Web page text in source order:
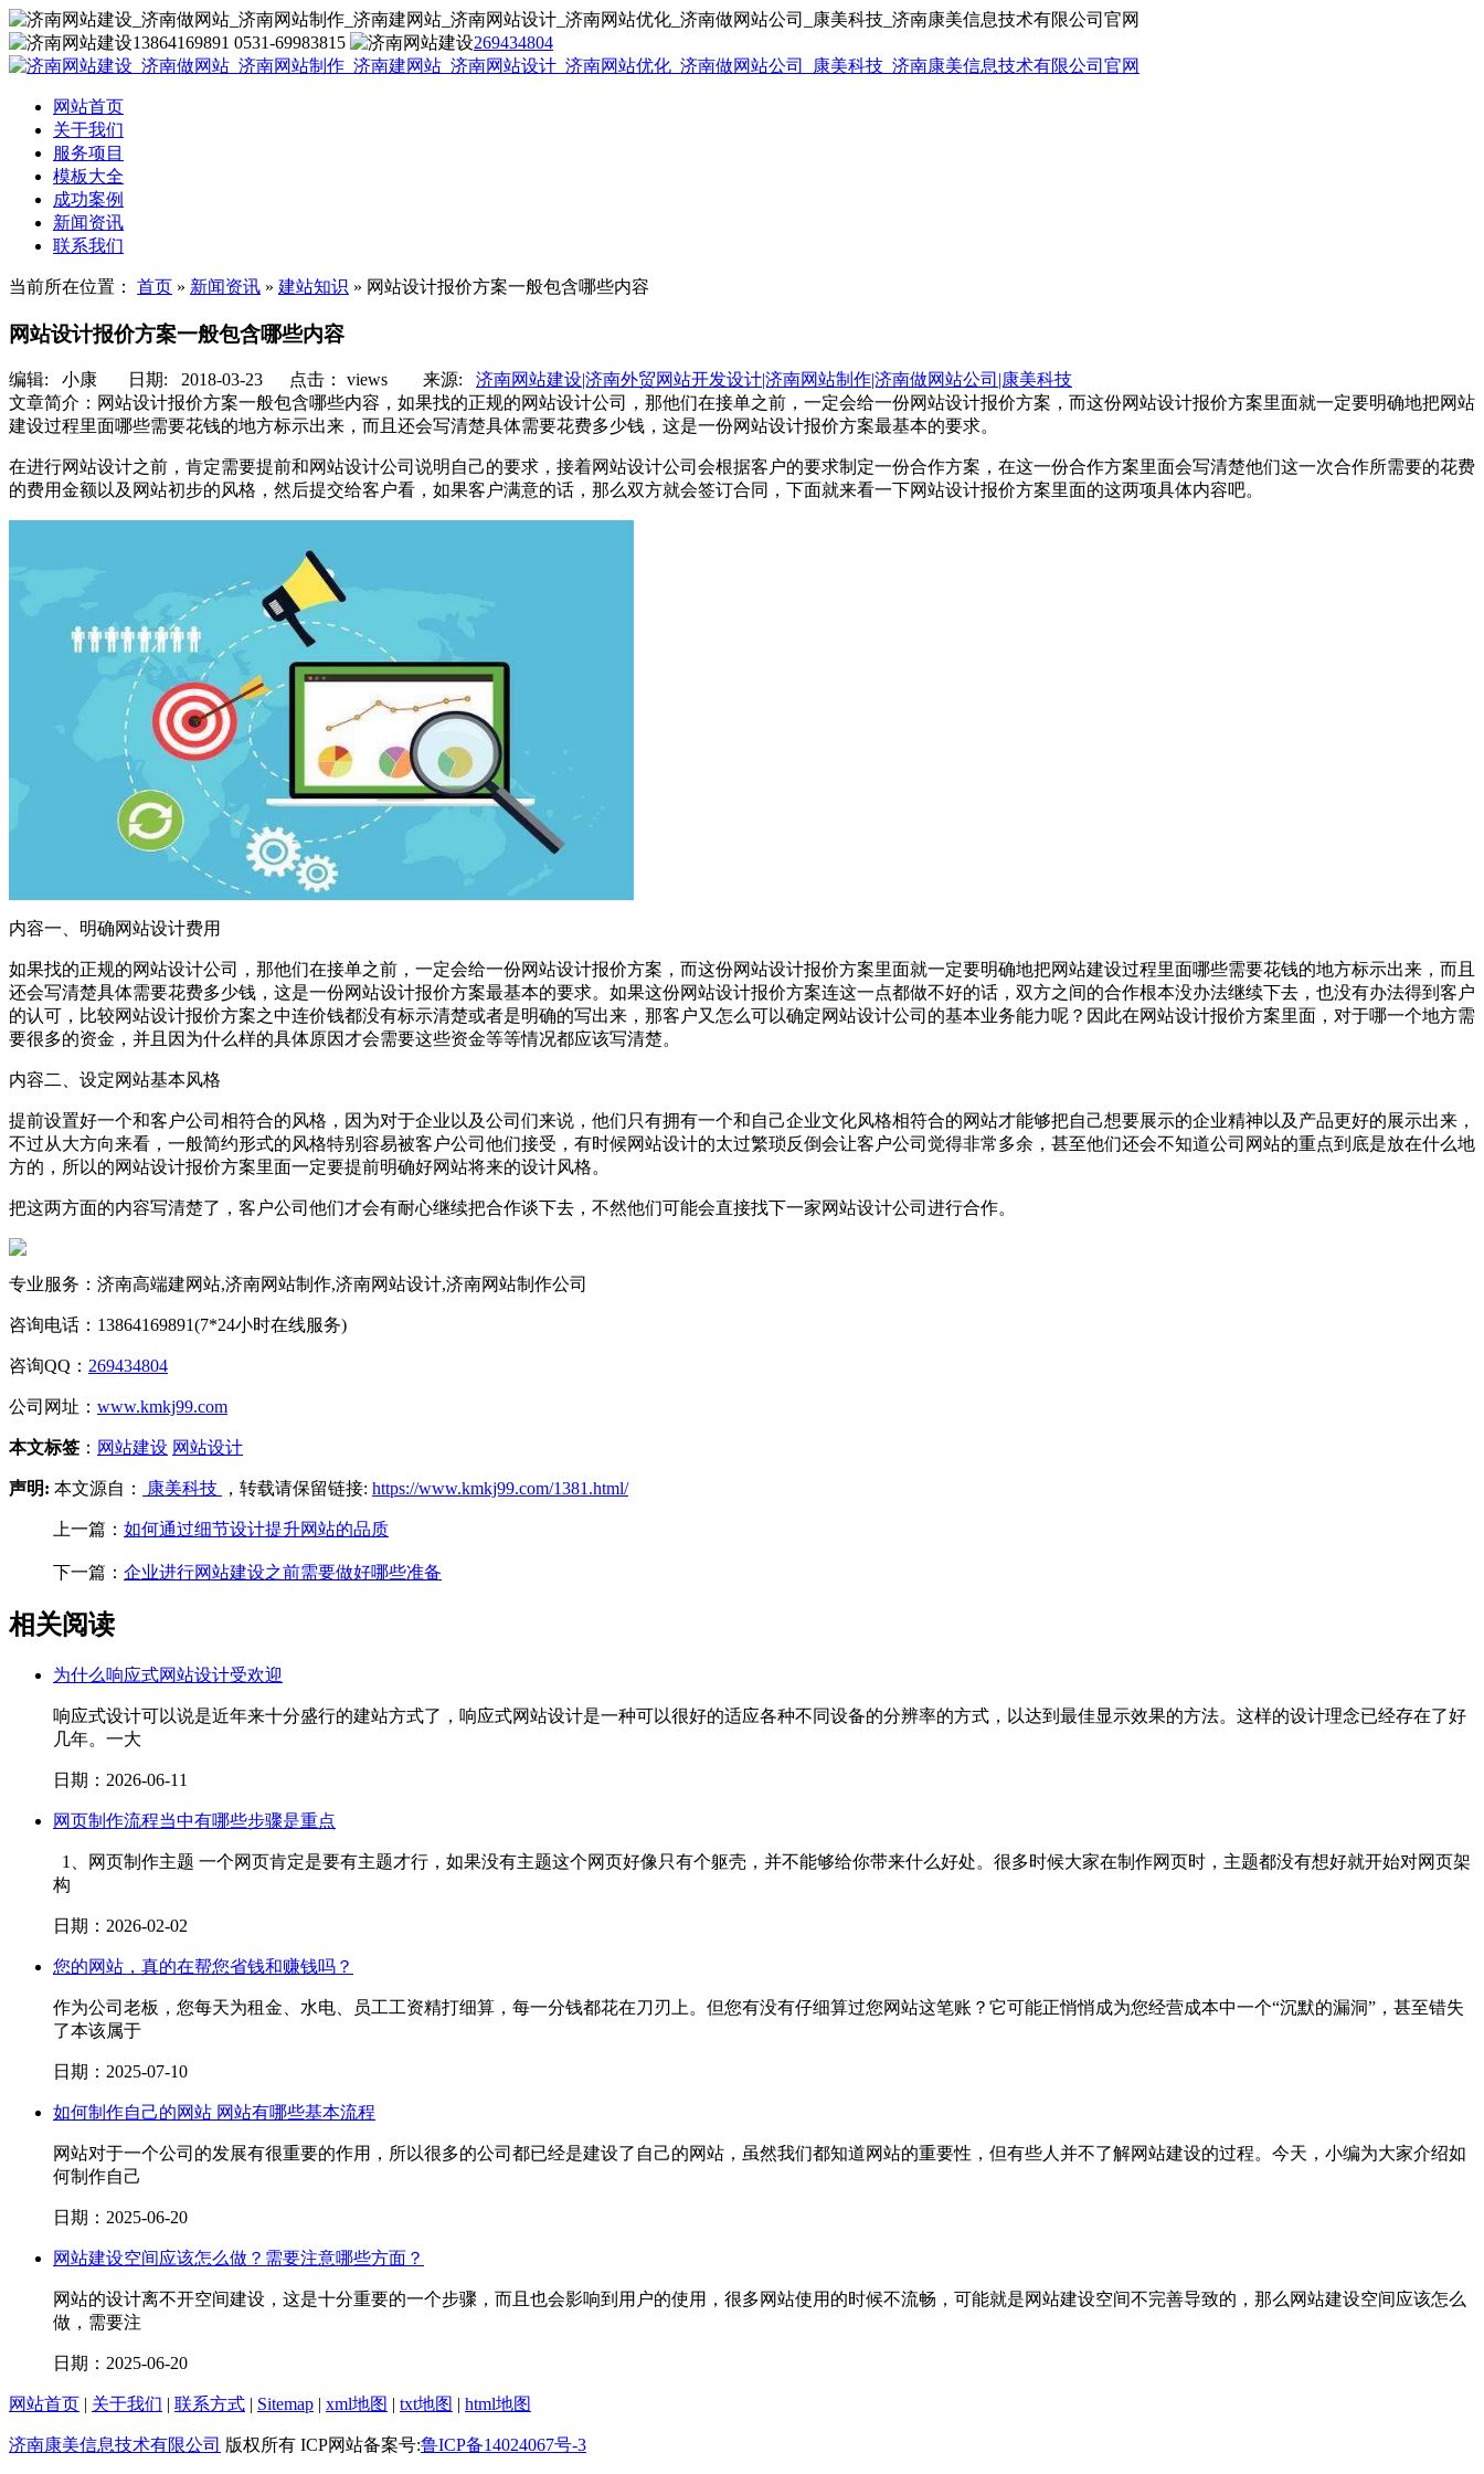
13864169891 0531-69983815 269434804
网站首页
关于我们
服务项目
模板大全
成功案例
新闻资讯
联系我们
当前所在位置： 首页 » 新闻资讯 » 建站知识 » 网站设计报价方案一般包含哪些内容
网站设计报价方案一般包含哪些内容
编辑: 小康 日期: 2018-03-23 点击： views 来源: 济南网站建设|济南外贸网站开发设计|济南网站制作|济南做网站公司|康美科技
文章简介： 网站设计报价方案一般包含哪些内容，如果找的正规的网站设计公司，那他们在接单之前，一定会给一份网站设计报价方案，而这份网站设计报价方案里面就一定要明确地把网站
建设过程里面哪些需要花钱的地方标示出来，而且还会写清楚具体需要花费多少钱，这是一份网站设计报价方案最基本的要求。
在进行网站设计之前，肯定需要提前和网站设计公司说明自己的要求，接着网站设计公司会根据客户的要求制定一份合作方案，在这一份合作方案里面会写清楚他们这一次合作所需要的花费
的费用金额以及网站初步的风格，然后提交给客户看，如果客户满意的话，那么双方就会签订合同，下面就来看一下网站设计报价方案里面的这两项具体内容吧。
内容一、明确网站设计费用
如果找的正规的网站设计公司，那他们在接单之前，一定会给一份网站设计报价方案，而这份网站设计报价方案里面就一定要明确地把网站建设过程里面哪些需要花钱的地方标示出来，而且
还会写清楚具体需要花费多少钱，这是一份网站设计报价方案最基本的要求。如果这份网站设计报价方案连这一点都做不好的话，双方之间的合作根本没办法继续下去，也没有办法得到客户
的认可，比较网站设计报价方案之中连价钱都没有标示清楚或者是明确的写出来，那客户又怎么可以确定网站设计公司的基本业务能力呢？因此在网站设计报价方案里面，对于哪一个地方需
要很多的资金，并且因为什么样的具体原因才会需要这些资金等等情况都应该写清楚。
内容二、设定网站基本风格
提前设置好一个和客户公司相符合的风格，因为对于企业以及公司们来说，他们只有拥有一个和自己企业文化风格相符合的网站才能够把自己想要展示的企业精神以及产品更好的展示出来，
不过从大方向来看，一般简约形式的风格特别容易被客户公司他们接受，有时候网站设计的太过繁琐反倒会让客户公司觉得非常多余，甚至他们还会不知道公司网站的重点到底是放在什么地
方的，所以的网站设计报价方案里面一定要提前明确好网站将来的设计风格。
把这两方面的内容写清楚了，客户公司他们才会有耐心继续把合作谈下去，不然他们可能会直接找下一家网站设计公司进行合作。
专业服务：济南高端建网站,济南网站制作,济南网站设计,济南网站制作公司
咨询电话：13864169891(7*24小时在线服务)
咨询QQ： 269434804
公司网址： www.kmkj99.com
本文标签 ： 网站建设 网站设计
声明: 本文源自： 康美科技 ，转载请保留链接: https://www.kmkj99.com/1381.html/
上一篇： 如何通过细节设计提升网站的品质
下一篇： 企业进行网站建设之前需要做好哪些准备
相关阅读
为什么响应式网站设计受欢迎
响应式设计可以说是近年来十分盛行的建站方式了，响应式网站设计是一种可以很好的适应各种不同设备的分辨率的方式，以达到最佳显示效果的方法。这样的设计理念已经存在了好
几年。一大
日期：2026-06-11
网页制作流程当中有哪些步骤是重点
1、网页制作主题 一个网页肯定是要有主题才行，如果没有主题这个网页好像只有个躯壳，并不能够给你带来什么好处。很多时候大家在制作网页时，主题都没有想好就开始对网页架
构
日期：2026-02-02
您的网站，真的在帮您省钱和赚钱吗？
作为公司老板，您每天为租金、水电、员工工资精打细算，每一分钱都花在刀刃上。但您有没有仔细算过您网站这笔账？它可能正悄悄成为您经营成本中一个“沉默的漏洞”，甚至错失
了本该属于
日期：2025-07-10
如何制作自己的网站 网站有哪些基本流程
网站对于一个公司的发展有很重要的作用，所以很多的公司都已经是建设了自己的网站，虽然我们都知道网站的重要性，但有些人并不了解网站建设的过程。今天，小编为大家介绍如
何制作自己
日期：2025-06-20
网站建设空间应该怎么做？需要注意哪些方面？
网站的设计离不开空间建设，这是十分重要的一个步骤，而且也会影响到用户的使用，很多网站使用的时候不流畅，可能就是网站建设空间不完善导致的，那么网站建设空间应该怎么
做，需要注
日期：2025-06-20
网站首页 | 关于我们 | 联系方式 | Sitemap | xml地图 | txt地图 | html地图
济南康美信息技术有限公司 版权所有 ICP网站备案号:鲁ICP备14024067号-3